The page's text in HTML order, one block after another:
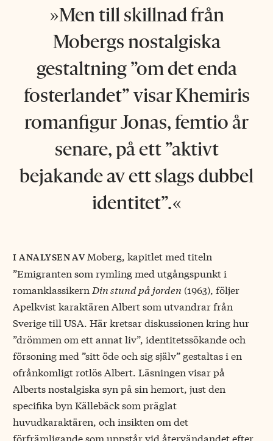
Men till skillnad från
Mobergs nostalgiska
gestaltning ”om det enda
fosterlandet” visar Khemiris
romanfigur Jonas, femtio år
senare, på ett ”aktivt
bejakande av ett slags dubbel
identitet”.
i analysen av Moberg, kapitlet med titeln
”Emigranten som rymling med utgångspunkt i
romanklassikern Din stund på jorden (1963), följer
Apelkvist karaktären Albert som utvandrar från
Sverige till USA. Här kretsar diskussionen kring hur
”drömmen om ett annat liv”, identitetssökande och
försoning med ”sitt öde och sig själv” gestaltas i en
ofrånkomligt rotlös Albert. Läsningen visar på
Alberts nostalgiska syn på sin hemort, just den
specifika byn Källebäck som präglat
huvudkaraktären, och insikten om det
förfrämligande som uppstår vid återvändandet efter